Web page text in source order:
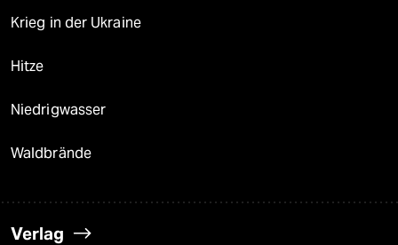
Krieg in der Ukraine
Hitze
Niedrigwasser
Waldbrände
Verlag